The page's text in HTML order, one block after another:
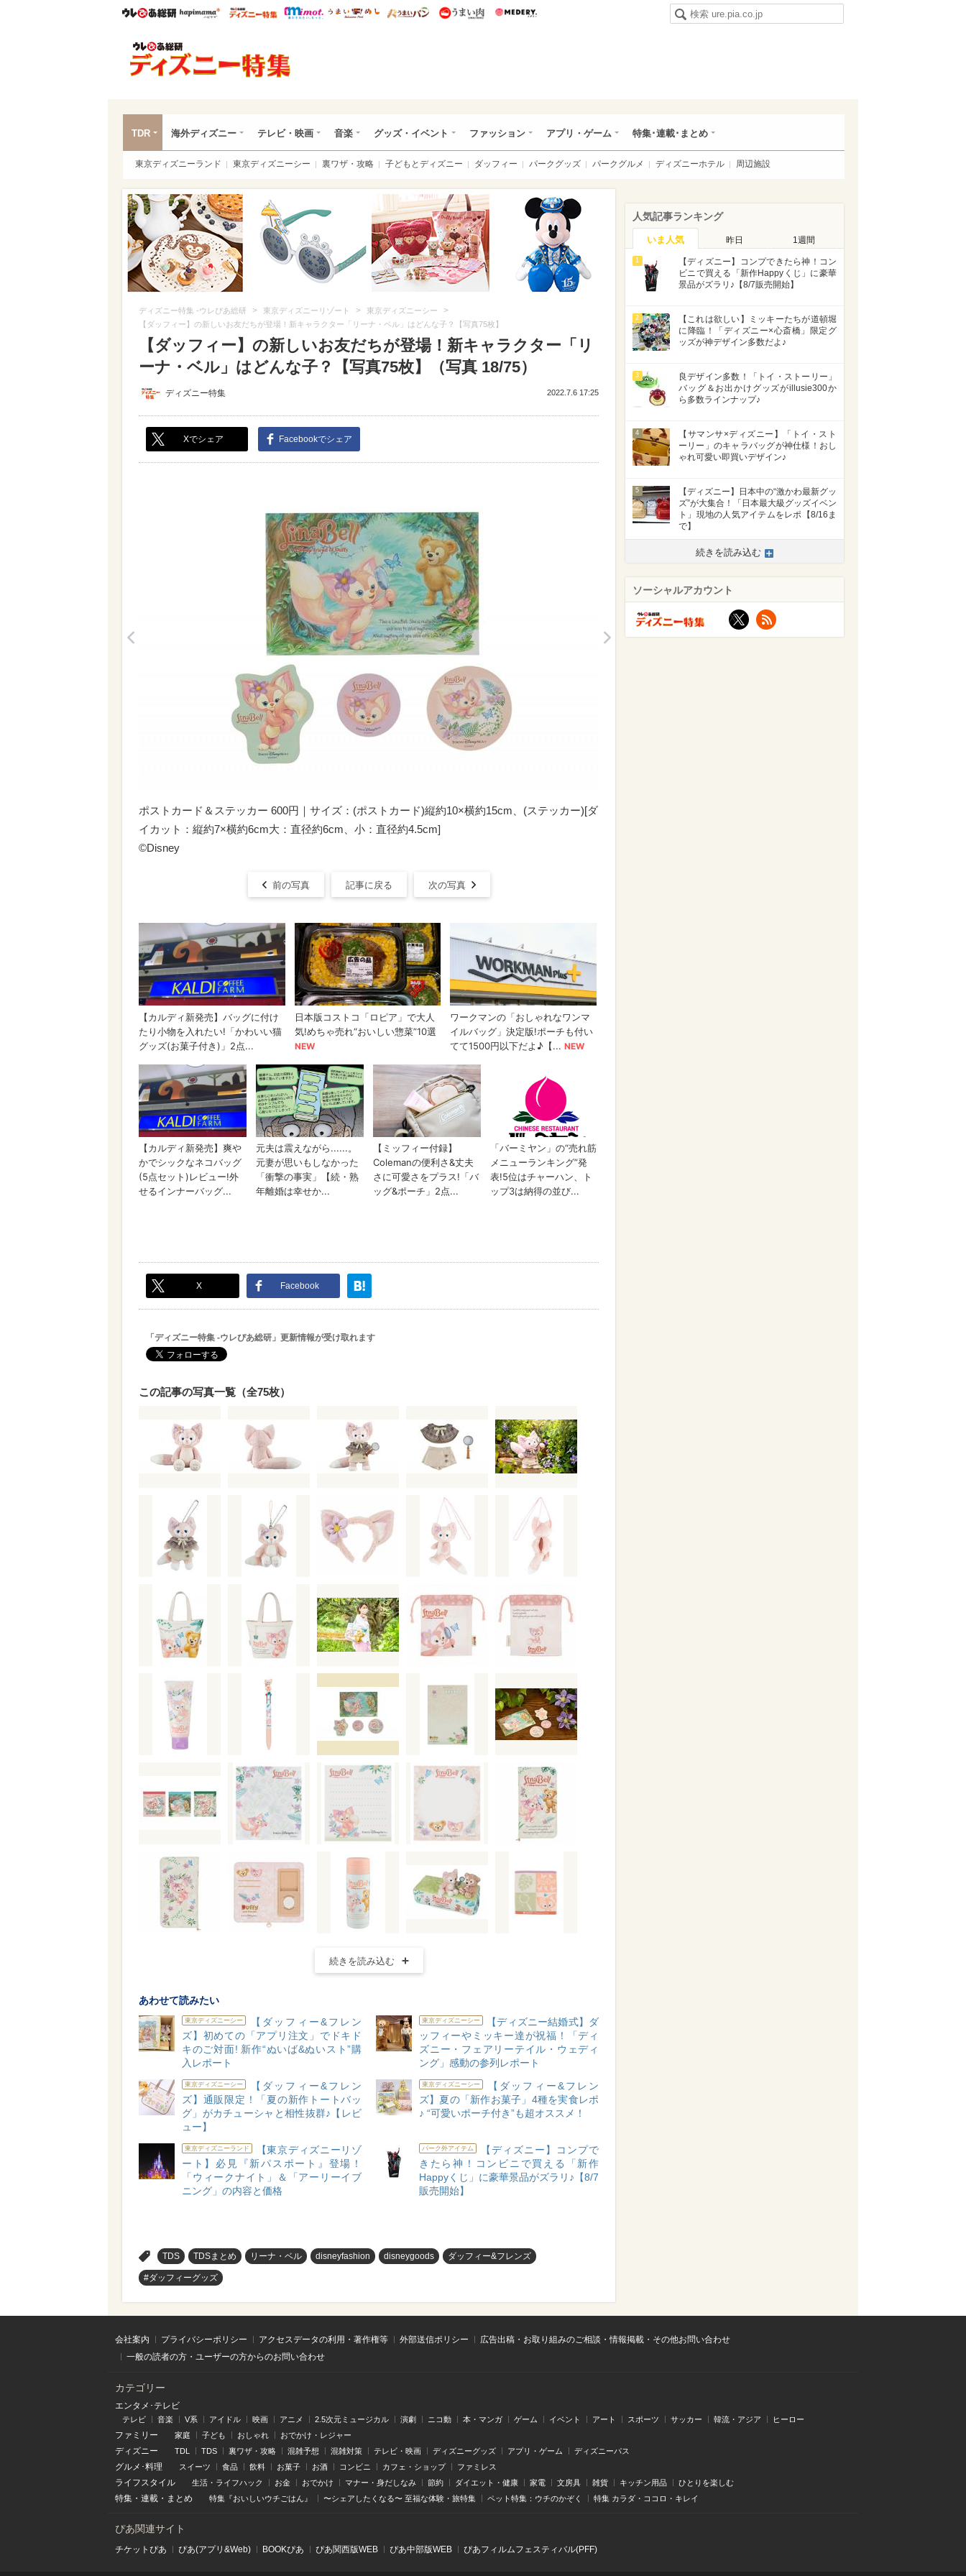
ウレぴあ総研ハピママ* ウレぴあ総研 ディズニー特集
mimot. うまいめし うまいパン うまい肉
TDR 海外ディズニー テレビ・映画 音楽 グッズ・イベント ファッション アプリ・ゲーム 特集･連載･まとめ
東京ディズニーランド 東京ディズニーシー 裏ワザ・攻略 子どもとディズニー ダッフィー パークグッズ パークグルメ ディズニーホテル 周辺施設
ディズニー特集 -ウレぴあ総研 > 東京ディズニーリゾート > 東京ディズニーシー >
【ダッフィー】の新しいお友だちが登場！新キャラクター「リーナ・ベル」はどんな子？【写真75枚】
【ダッフィー】の新しいお友だちが登場！新キャラクター「リ
ーナ・ベル」はどんな子？【写真75枚】（写真 18/75）
ディズニー特集 2022.7.6 17:25
Xでシェア Facebookでシェア
>
ポストカード＆ステッカー 600円｜サイズ：(ポストカード)縦約10×横約15cm、(ステッカー)[ダ
イカット：縦約7×横約6cm大：直径約6cm、小：直径約4.5cm]
©︎Disney
前の写真 記事に戻る 次の写真
X Facebook
「ディズニー特集 -ウレぴあ総研」更新情報が受け取れます
この記事の写真一覧（全75枚）
続きを読み込む
あわせて読みたい
東京ディズニーシー
【ダッフィー&フレン
ズ】初めての「アプリ注文」でドキド
キのご対面! 新作“ぬいば&ぬいスト”購
入レポート
東京ディズニーシー
【ディズニー結婚式】ダ
ッフィーやミッキー達が祝福！「ディ
ズニー・フェアリーテイル・ウェディ
ング」感動の参列レポート
東京ディズニーシー
【ダッフィー&フレン
ズ】通販限定！「夏の新作トートバッ
グ」がカチューシャと相性抜群♪【レビ
ュー】
東京ディズニーシー
【ダッフィー&フレン
ズ】夏の「新作お菓子」4種を実食レポ
♪ “可愛いポーチ付き”も超オススメ！
東京ディズニーランド
【東京ディズニーリゾ
ート】必見『新パスポート』登場！
「ウィークナイト」＆「アーリーイブ
ニング」の内容と価格
パーク外アイテム
【ディズニー】コンプで
きたら神！コンビニで買える「新作
Happyくじ」に豪華景品がズラリ♪【8/7
販売開始】
TDS TDSまとめ リーナ・ベル disneyfashion disneygoods ダッフィー&フレンズ
#ダッフィーグッズ
人気記事ランキング
いま人気 昨日 1週間
1
【ディズニー】コンプできたら神！コン
ビニで買える「新作Happyくじ」に豪華
景品がズラリ♪【8/7販売開始】
2
【これは欲しい】ミッキーたちが道頓堀
に降臨！「ディズニー×心斎橋」限定グ
ッズが神デザイン多数だよ♪
3
良デザイン多数！「トイ・ストーリー」
バッグ＆お出かけグッズがillusie300か
ら多数ラインナップ♪
4
【サマンサ×ディズニー】「トイ・スト
ーリー」のキャラバッグが神仕様！おし
ゃれ可愛い即買いデザイン♪
5
【ディズニー】日本中の“激かわ最新グッ
ズ”が大集合！「日本最大級グッズイベン
ト」現地の人気アイテムをレポ【8/16ま
で】
続きを読み込む
ソーシャルアカウント
X
会社案内 プライバシーポリシー アクセスデータの利用・著作権等 外部送信ポリシー
広告出稿・お取り組みのご相談・情報掲載・その他お問い合わせ
一般の読者の方・ユーザーの方からのお問い合わせ
カテゴリー
エンタメ･テレビ
テレビ 音楽 V系 アイドル 映画 アニメ 2.5次元ミュージカル 演劇 ニコ動 本・マンガ ゲーム イベント アート スポーツ サッカー 韓流・アジア ヒーロー
ファミリー 家庭 子ども おしゃれ おでかけ・レジャー
ディズニー TDL TDS 裏ワザ・攻略 混雑予想 混雑対策 テレビ・映画 ディズニーグッズ アプリ・ゲーム ディズニーパス
グルメ･料理 スイーツ 食品 飲料 お菓子 お酒 コンビニ カフェ・ショップ ファミレス
ライフスタイル 生活・ライフハック お金 おでかけ マナー・身だしなみ 節約 ダイエット・健康 家電 文房具 雑貨 キッチン用品 ひとりを楽しむ
特集 ・ 連載 ・ まとめ 特集『おいしいウチごはん』 〜シェアしたくなる〜 至福な体験・旅特集 ペット特集：ウチのかぞく 特集 カラダ・ココロ・キレイ
ぴあ関連サイト
チケットぴあ ぴあ(アプリ&Web) BOOKぴあ ぴあ関⻄版WEB ぴあ中部版WEB ぴあフィルムフェスティバル(PFF)